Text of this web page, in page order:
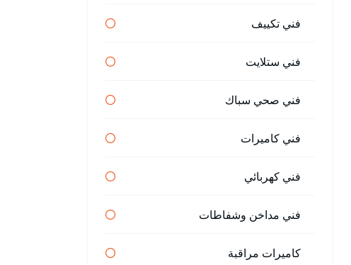
فني تكييف
فني ستلايت
فني صحي سباك
فني كاميرات
فني كهربائي
فني مداخن وشفاطات
كاميرات مراقبة